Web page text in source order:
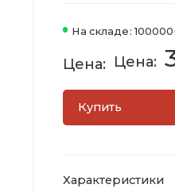
На складе:
Купить
Характеристики